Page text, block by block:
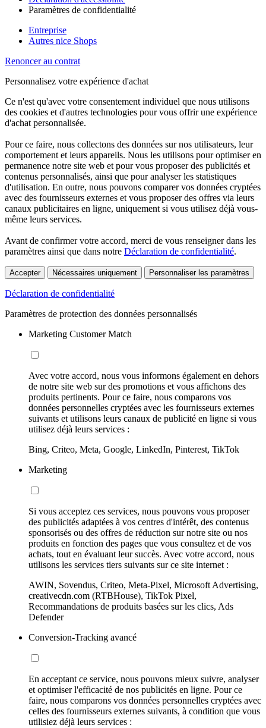
Paramètres de confidentialité
Entreprise
Autres nice Shops
Renoncer au contrat
Personnalisez votre expérience d'achat
Ce n'est qu'avec votre consentement individuel que nous utilisons
des cookies et d'autres technologies pour vous offrir une expérience
d'achat personnalisée.
Pour ce faire, nous collectons des données sur nos utilisateurs, leur
comportement et leurs appareils. Nous les utilisons pour optimiser en
permanence notre site web et pour vous proposer des publicités et
contenus personnalisés, ainsi que pour analyser les statistiques
d'utilisation. En outre, nous pouvons comparer vos données cryptées
avec des fournisseurs externes et vous proposer des offres via leurs
canaux publicitaires en ligne, uniquement si vous utilisez déjà vous-
même leurs services.
Avant de confirmer votre accord, merci de vous renseigner dans les
paramètres ainsi que dans notre Déclaration de confidentialité.
Accepter Nécessaires uniquement Personnaliser les paramètres
Déclaration de confidentialité
Paramètres de protection des données personnalisés
Marketing Customer Match
Avec votre accord, nous vous informons également en dehors
de notre site web sur des promotions et vous affichons des
produits pertinents. Pour ce faire, nous comparons vos
données personnelles cryptées avec les fournisseurs externes
suivants et utilisons leurs canaux de publicité en ligne si vous
utilisez déjà leurs services :
Bing, Criteo, Meta, Google, LinkedIn, Pinterest, TikTok
Marketing
Si vous acceptez ces services, nous pouvons vous proposer
des publicités adaptées à vos centres d'intérêt, des contenus
sponsorisés ou des offres de réduction sur notre site ou nos
produits en fonction des pages que vous consultez et de vos
achats, tout en évaluant leur succès. Avec votre accord, nous
utilisons les services tiers suivants sur ce site internet :
AWIN, Sovendus, Criteo, Meta-Pixel, Microsoft Advertising,
creativecdn.com (RTBHouse), TikTok Pixel,
Recommandations de produits basées sur les clics, Ads
Defender
Conversion-Tracking avancé
En acceptant ce service, nous pouvons mieux suivre, analyser
et optimiser l'efficacité de nos publicités en ligne. Pour ce
faire, nous comparons vos données personnelles cryptées avec
celles des fournisseurs externes suivants, à condition que vous
utilisiez déjà leurs services :